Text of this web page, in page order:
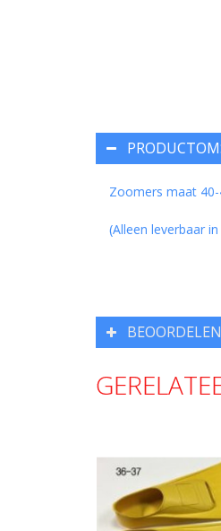
Zoomers maat
(Alleen leverbaar
BEOORDELEN